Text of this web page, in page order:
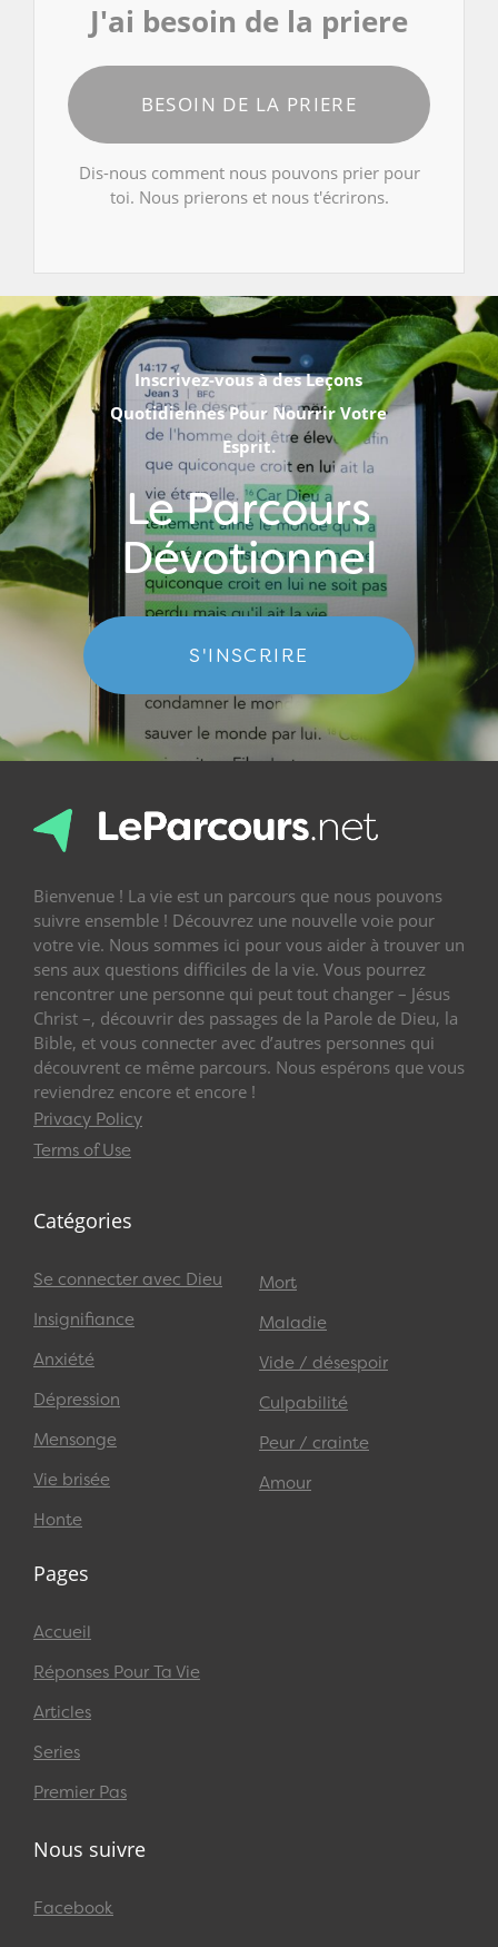
J'ai besoin de la priere
BESOIN DE LA PRIERE
Dis-nous comment nous pouvons prier pour
toi. Nous prierons et nous t'écrirons.
Inscrivez-vous à des Leçons
Quotidiennes Pour Nourrir Votre
Esprit.
Le Parcours
Dévotionnel
S'INSCRIRE
Bienvenue ! La vie est un parcours que nous pouvons
suivre ensemble ! Découvrez une nouvelle voie pour
votre vie. Nous sommes ici pour vous aider à trouver un
sens aux questions difficiles de la vie. Vous pourrez
rencontrer une personne qui peut tout changer – Jésus
Christ –, découvrir des passages de la Parole de Dieu, la
Bible, et vous connecter avec d’autres personnes qui
découvrent ce même parcours. Nous espérons que vous
reviendrez encore et encore !
Privacy Policy
Terms of Use
Catégories
Se connecter avec Dieu
Insignifiance
Anxiété
Dépression
Mensonge
Vie brisée
Honte
Mort
Maladie
Vide / désespoir
Culpabilité
Peur / crainte
Amour
Pages
Accueil
Réponses Pour Ta Vie
Articles
Series
Premier Pas
Nous suivre
Facebook